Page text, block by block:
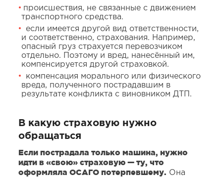
происшествия, не связанные с движением
транспортного средства.
если имеется другой вид ответственности,
и соответственно, страхования. Например,
опасный груз страхуется перевозчиком
отдельно. Поэтому и вред, нанесённый им,
компенсируется другой страховкой.
компенсация морального или физического
вреда, полученного пострадавшим в
результате конфликта с виновником ДТП.
В какую страховую нужно
обращаться
Если пострадала только машина, нужно
идти в «свою» страховую — ту, что
оформляла ОСАГО потерпевшему. Она